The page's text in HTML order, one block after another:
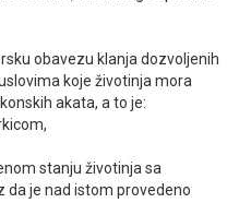
obavezu klanja dozvoljenih
koje životinja mora
akata, a to je:
stanju životinja sa
da je nad istom provedeno